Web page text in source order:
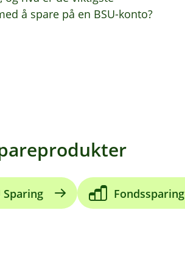
å spare på en BSU-konto?
Sparing Fondssparing